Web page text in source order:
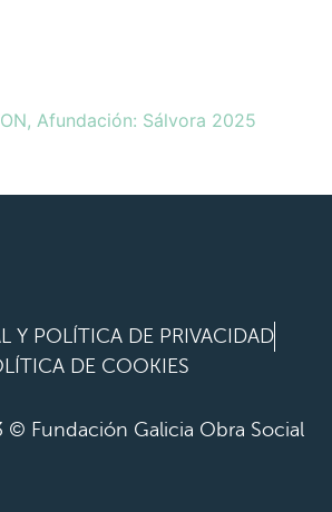
Y POLÍTICA DE PRIVACIDAD
DE COOKIES
© Fundación Galicia Obra Social